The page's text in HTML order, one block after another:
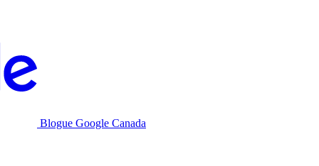
Blogue Google Canada